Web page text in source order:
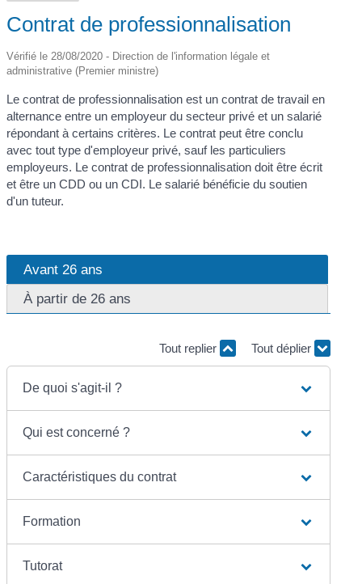
Contrat de professionnalisation
Vérifié le 28/08/2020 - Direction de l'information légale et
administrative (Premier ministre)
Le contrat de professionnalisation est un contrat de travail en
alternance entre un employeur du secteur privé et un salarié
répondant à certains critères. Le contrat peut être conclu
avec tout type d'employeur privé, sauf les particuliers
employeurs. Le contrat de professionnalisation doit être écrit
et être un CDD ou un CDI. Le salarié bénéficie du soutien
d'un tuteur.
Avant 26 ans
À partir de 26 ans
Tout replier Tout déplier
De quoi s'agit-il ?
Qui est concerné ?
Caractéristiques du contrat
Formation
Tutorat